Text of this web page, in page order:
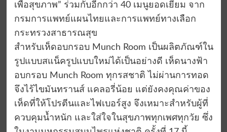
เพื่อสุขภาพ” ร่วมกับอีกกว่า 40 เมนูยอดเยี่ยม จาก
กรมการแพทย์แผนไทยและการแพทย์ทางเลือก
กระทรวงสาธารณสุข
สำหรับเห็ดอบกรอบ Munch Room เป็นผลิตภัณฑ์ใน
รูปแบบสแน็ครูปแบบใหม่ได้เป็นอย่างดี เห็ดนางฟ้า
อบกรอบ Munch Room ทุกรสชาติ ไม่ผ่านการทอด
จึงไร้ไขมันทรานส์ แคลอรี่น้อย แต่ยังคงคุณค่าของ
เห็ดที่ให้โปรตีนและไฟเบอร์สูง จึงเหมาะสำหรับผู้ที่
ควบคุมน้ำหนัก และใส่ใจในสุขภาพทุกเพศทุกวัย ซึ่ง